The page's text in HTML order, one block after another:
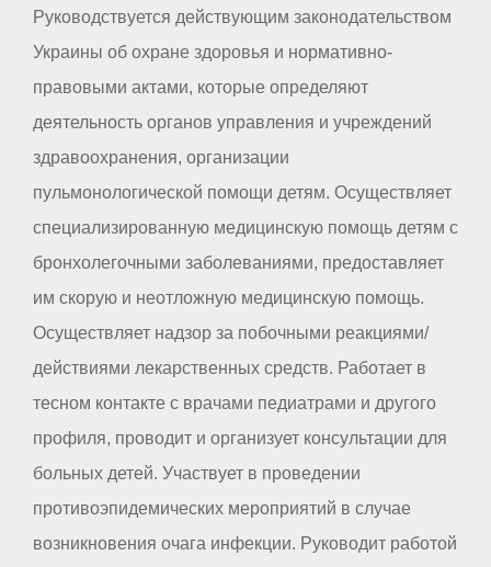
Руководствуется действующим законодательством
Украины об охране здоровья и нормативно-
правовыми актами, которые определяют
деятельность органов управления и учреждений
здравоохранения, организации
пульмонологической помощи детям. Осуществляет
специализированную медицинскую помощь детям с
бронхолегочными заболеваниями, предоставляет
им скорую и неотложную медицинскую помощь.
Осуществляет надзор за побочными реакциями/
действиями лекарственных средств. Работает в
тесном контакте с врачами педиатрами и другого
профиля, проводит и организует консультации для
больных детей. Участвует в проведении
противоэпидемических мероприятий в случае
возникновения очага инфекции. Руководит работой